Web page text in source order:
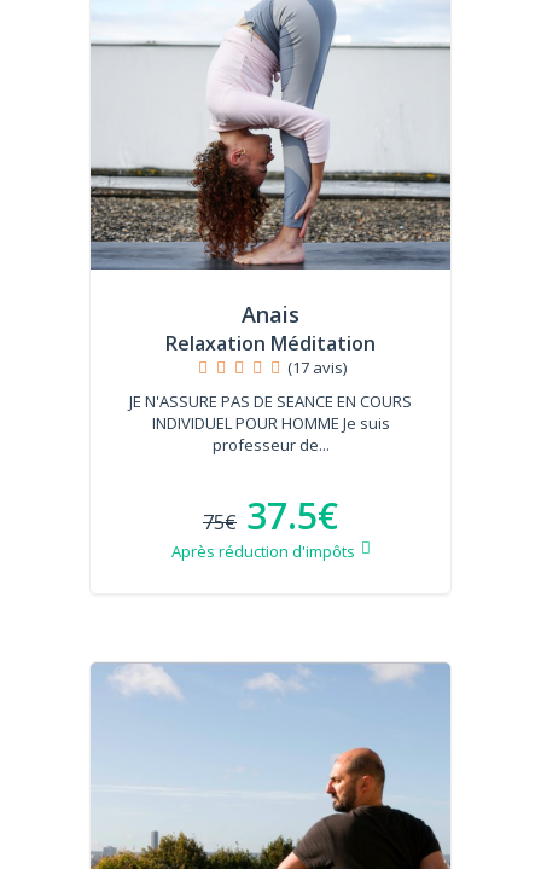
Anais
Relaxation Méditation
(17 avis)
JE N'ASSURE PAS DE SEANCE EN COURS
INDIVIDUEL POUR HOMME Je suis
professeur de...
75€ 37.5€
Après réduction d'impôts